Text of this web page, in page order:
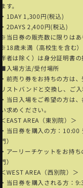
ます。
・1DAY 1,300円(税込)
・2DAYS 2,400円(税込)
※当日券の販売数に限りはあ
※18歳未満（高校生を含む
伴者は除く）は身分証明書の
■入場方法/受付場所
・前売り券をお持ちの方は
リストバンドと交換し、ご入
・当日入場をご希望の方は
い求めください。
＜EAST AREA（東別院）＞
・当日券を購入の方：
門）
・アーリーチケットをお持
門）
＜WEST AREA（西別院）＞
・当日券を購入される方：